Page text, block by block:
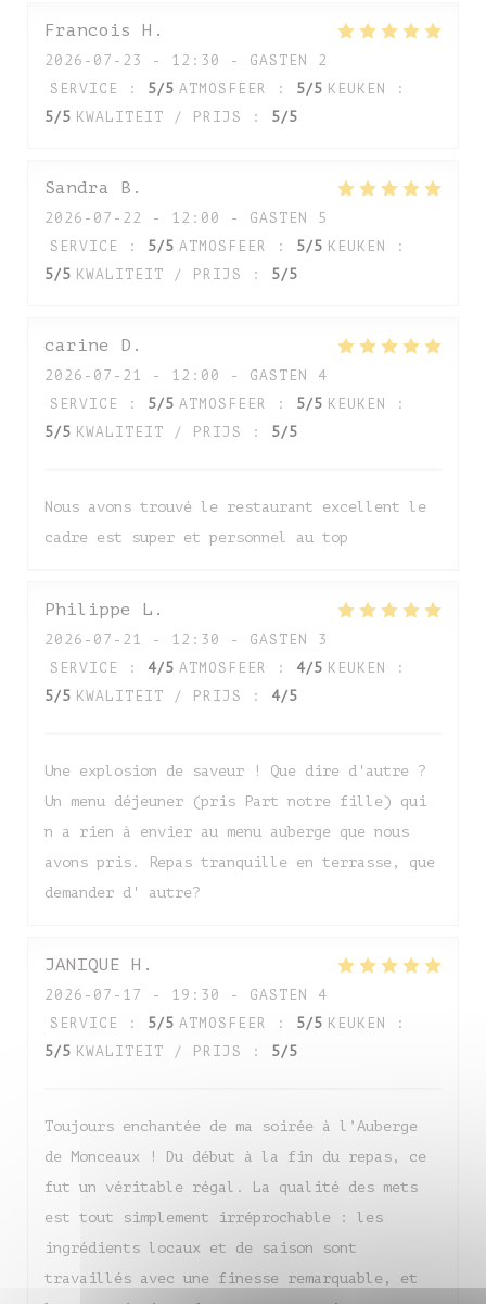
Francois H
2026-07-23
- 12:30 - GASTEN 2
SERVICE
: 5/5 ATMOSFEER : 5/5 KEUKEN
:
5/5 KWALITEIT / PRIJS : 5/5
Sandra B
2026-07-22
- 12:00 - GASTEN 5
SERVICE
: 5/5 ATMOSFEER : 5/5 KEUKEN
:
5/5 KWALITEIT / PRIJS : 5/5
carine D
2026-07-21
- 12:00 - GASTEN 4
SERVICE
: 5/5 ATMOSFEER : 5/5 KEUKEN
:
5/5 KWALITEIT / PRIJS : 5/5
Nous avons trouvé le restaurant excellent le
cadre est super et personnel au top
Philippe L
2026-07-21
- 12:30 - GASTEN 3
SERVICE
: 4/5 ATMOSFEER : 4/5 KEUKEN
:
5/5 KWALITEIT / PRIJS : 4/5
Une explosion de saveur ! Que dire d'autre ?
Un menu déjeuner (pris Part notre fille) qui
n a rien à envier au menu auberge que nous
avons pris. Repas tranquille en terrasse, que
demander d' autre?
JANIQUE H
2026-07-17
- 19:30 - GASTEN 4
SERVICE
: 5/5 ATMOSFEER : 5/5 KEUKEN
:
5/5 KWALITEIT / PRIJS : 5/5
Toujours enchantée de ma soirée à l’Auberge
de Monceaux ! Du début à la fin du repas, ce
fut un véritable régal. La qualité des mets
est tout simplement irréprochable : les
ingrédients locaux et de saison sont
travaillés avec une finesse remarquable, et